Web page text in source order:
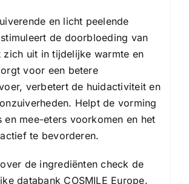
en licht peelende
de doorbloeding van
zich uit in tijdelijke warmte en
voor een betere
verbetert de huidactiviteit en
Helpt de vorming
en mee-eters voorkomen en het
te bevorderen.
de ingrediënten check de
databank COSMILE Europe.